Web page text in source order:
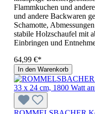
Flammkuchen und
und andere Backwaren
Schamotte,
stabile Holzschaufel mit
Einbringen und
64,99 €*
In den Warenkorb